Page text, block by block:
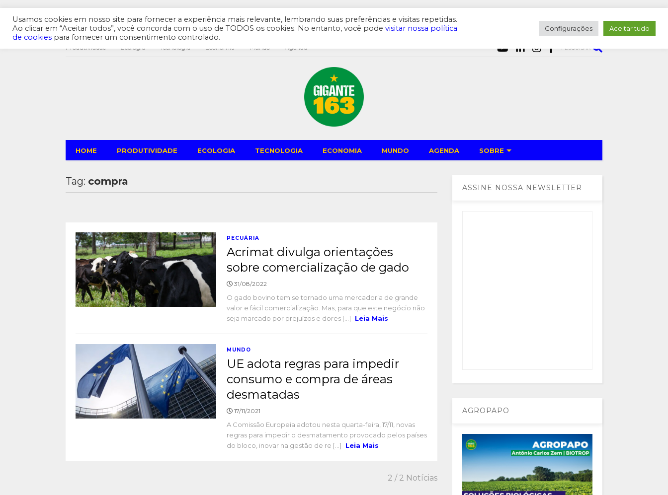
Produtividade Ecologia Tecnologia Economia Mundo Agenda PESQUISAR
HOME PRODUTIVIDADE ECOLOGIA TECNOLOGIA ECONOMIA MUNDO AGENDA SOBRE
Tag: compra
PECUÁRIA
Acrimat divulga orientações
sobre comercialização de gado
31/08/2022
O gado bovino tem se tornado uma mercadoria de grande
valor e fácil comercialização. Mas, para que este negócio não
seja marcado por prejuízos e dores [...]
Leia Mais
MUNDO
UE adota regras para impedir
consumo e compra de áreas
desmatadas
17/11/2021
A Comissão Europeia adotou nesta quarta-feira, 17/11, novas
regras para impedir o desmatamento provocado pelos países
do bloco, inovar na gestão de re [...]
Leia Mais
2 / 2 Notícias
ASSINE NOSSA NEWSLETTER
AGROPAPO
Usamos cookies em nosso site para fornecer a experiência mais relevante, lembrando suas preferências e visitas repetidas.
Ao clicar em “Aceitar todos”, você concorda com o uso de TODOS os cookies. No entanto, você pode visitar nossa política
de cookies para fornecer um consentimento controlado.
Configurações Aceitar tudo